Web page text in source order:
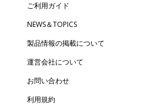
ご利用ガイド
NEWS＆TOPICS
製品情報の掲載について
運営会社について
お問い合わせ
利用規約